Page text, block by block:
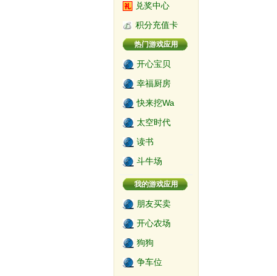
兑奖中心
积分充值卡
热门游戏应用
开心宝贝
幸福厨房
快来挖Wa
太空时代
读书
斗牛场
我的游戏应用
朋友买卖
开心农场
狗狗
争车位